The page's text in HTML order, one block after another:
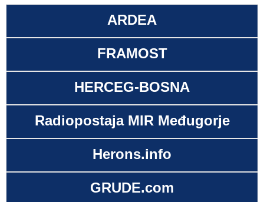
ARDEA
FRAMOST
HERCEG-BOSNA
Radiopostaja MIR Međugorje
Herons.info
GRUDE.com